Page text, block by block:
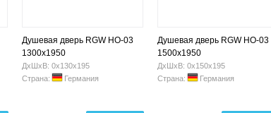
Душевая дверь RGW HO-03
1300x1950
ДхШхВ: 0х130х195
Страна:
Германия
Душевая дверь RGW HO-03
1500x1950
ДхШхВ: 0х150х195
Страна:
Германия